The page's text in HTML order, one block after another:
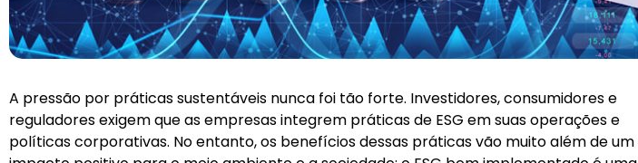
A pressão por práticas sustentáveis nunca foi tão forte. Investidores, consumidores e
reguladores exigem que as empresas integrem práticas de ESG em suas operações e
políticas corporativas. No entanto, os benefícios dessas práticas vão muito além de um